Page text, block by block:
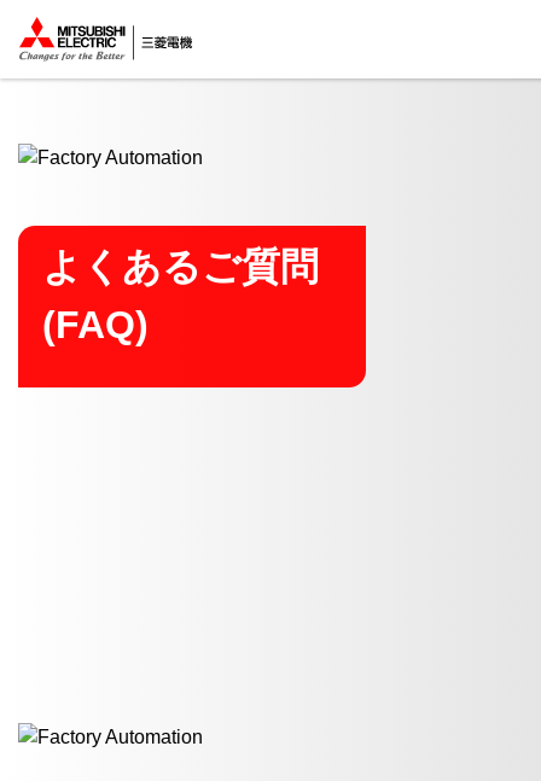
ここから本文
よくあるご質問
(FAQ)